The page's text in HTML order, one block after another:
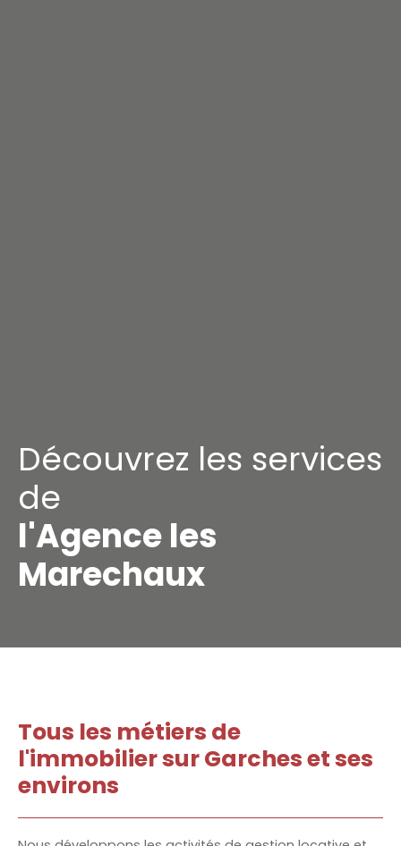
Découvrez les services
de
l'Agence les
Marechaux
Tous les métiers de
l'immobilier sur Garches et ses
environs